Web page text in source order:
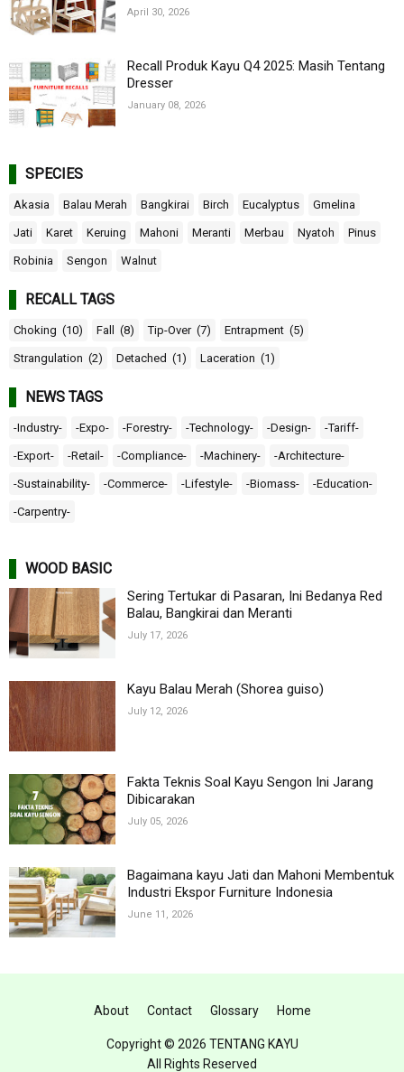
April 30, 2026
Recall Produk Kayu Q4 2025: Masih Tentang
Dresser
January 08, 2026
SPECIES
Akasia Balau Merah Bangkirai Birch Eucalyptus Gmelina
Jati Karet Keruing Mahoni Meranti Merbau Nyatoh Pinus
Robinia Sengon Walnut
RECALL TAGS
Choking (10) Fall (8) Tip-Over (7) Entrapment (5)
Strangulation (2) Detached (1) Laceration (1)
NEWS TAGS
-Industry- -Expo- -Forestry- -Technology- -Design- -Tariff-
-Export- -Retail- -Compliance- -Machinery- -Architecture-
-Sustainability- -Commerce- -Lifestyle- -Biomass- -Education-
-Carpentry-
WOOD BASIC
Sering Tertukar di Pasaran, Ini Bedanya Red
Balau, Bangkirai dan Meranti
July 17, 2026
Kayu Balau Merah (Shorea guiso)
July 12, 2026
Fakta Teknis Soal Kayu Sengon Ini Jarang
Dibicarakan
July 05, 2026
Bagaimana kayu Jati dan Mahoni Membentuk
Industri Ekspor Furniture Indonesia
June 11, 2026
Copyright © 2026 TENTANG KAYU
All Rights Reserved
About Contact Glossary Home